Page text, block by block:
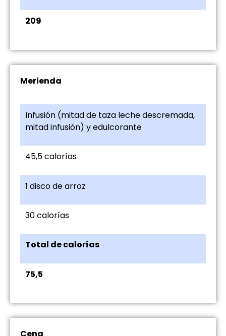
209
Merienda
Infusión (mitad de taza leche descremada,
mitad infusión) y edulcorante
45,5 calorías
1 disco de arroz
30 calorías
Total de calorías
75,5